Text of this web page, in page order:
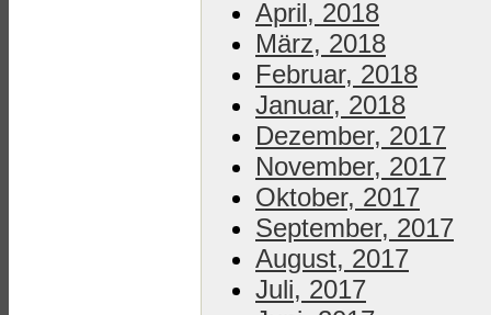
April, 2018
März, 2018
Februar, 2018
Januar, 2018
Dezember, 2017
November, 2017
Oktober, 2017
September, 2017
August, 2017
Juli, 2017